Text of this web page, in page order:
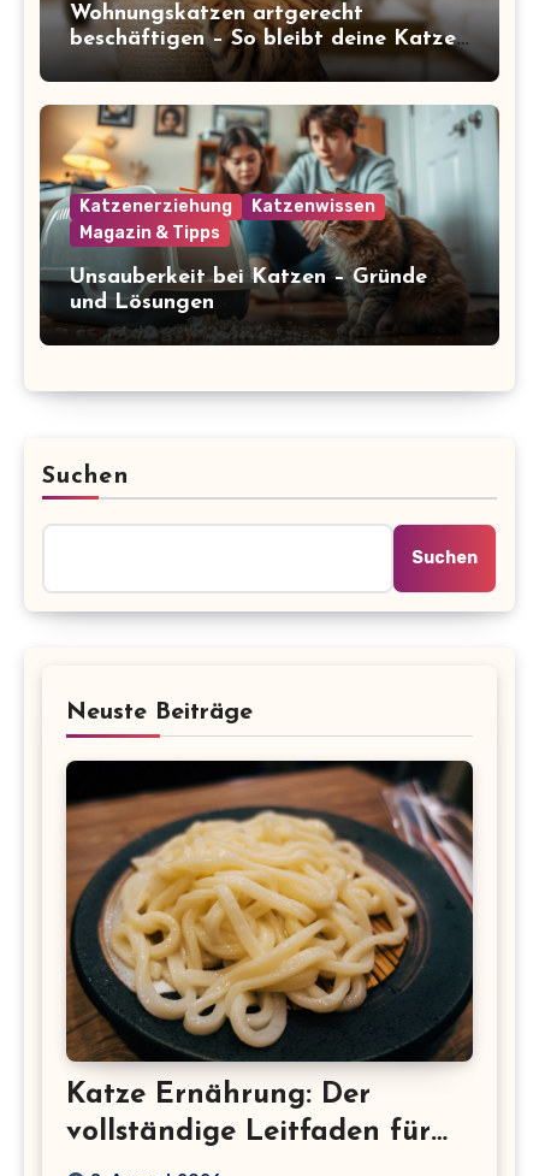
Wohnungskatzen artgerecht
beschäftigen – So bleibt deine Katze
glücklich und gesund
Katzenerziehung
Katzenwissen
Magazin & Tipps
Unsauberkeit bei Katzen – Gründe
und Lösungen
Suchen
Suchen
Neuste Beiträge
Katze Ernährung: Der
vollständige Leitfaden für
eine gesunde Katze